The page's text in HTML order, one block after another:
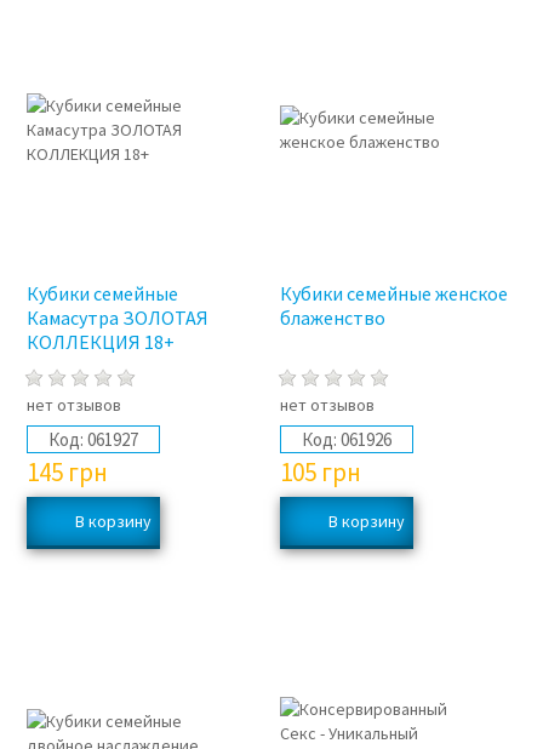
Кубики семейные
Камасутра ЗОЛОТАЯ
КОЛЛЕКЦИЯ 18+
нет отзывов
Код: 061927
145 грн
Кубики семейные женское
блаженство
нет отзывов
Код: 061926
105 грн